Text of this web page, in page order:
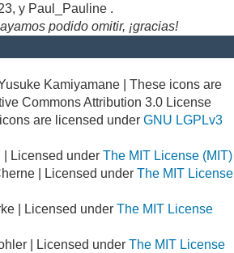
y Paul_Pauline .
podido omitir, ¡gracias!
Kamiyamane | These icons are
Commons Attribution 3.0 License
are licensed under GNU LGPLv3
| Licensed under The MIT License (MIT)
| Licensed under The MIT License
| Licensed under The MIT License
| Licensed under The MIT License